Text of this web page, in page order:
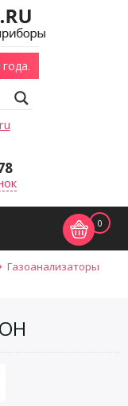
года.
0
Газоанализаторы